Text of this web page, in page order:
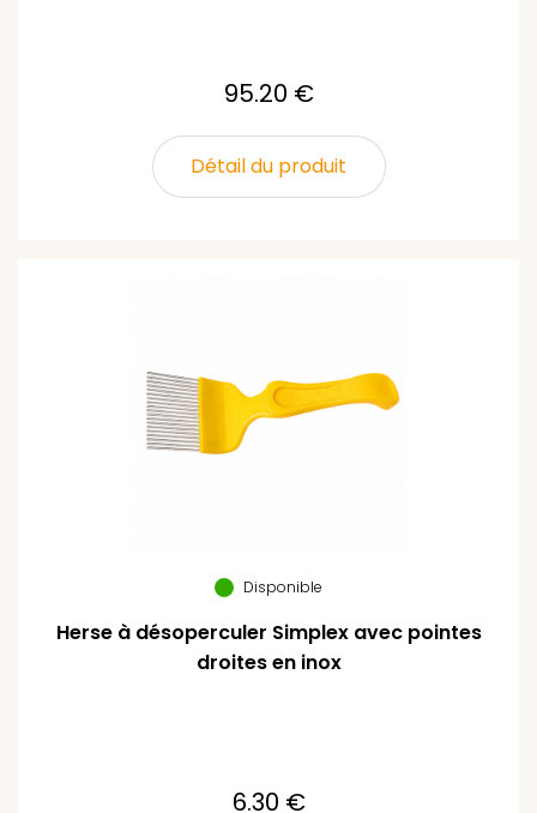
95.20 €
Détail du produit
Disponible
Herse à désoperculer Simplex avec pointes
droites en inox
6.30 €